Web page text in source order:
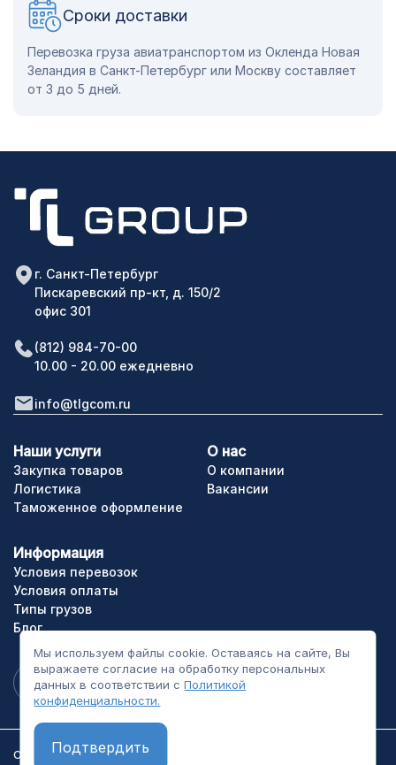
Сроки доставки
Перевозка груза авиатранспортом из Окленда Новая
Зеландия в Санкт-Петербург или Москву составляет
от 3 до 5 дней.
Мы используем файлы cookie. Оставаясь на сайте, Вы
выражаете согласие на обработку персональных
данных в соответствии сПолитикой
конфиденциальности.
Подтвердить
г. Санкт-Петербург
Пискаревский пр-кт, д. 150/2
офис 301
(812) 984-70-00
10.00 - 20.00 ежедневно
info@tlgcom.ru
Закупка товаров
Наши услуги
Логистика
Таможенное оформление
О нас
О компании
Вакансии
Информация
Условия перевозок
Условия оплаты
Типы грузов
Блог
ООО «ТЛГрупп». Все права сайта защищены.